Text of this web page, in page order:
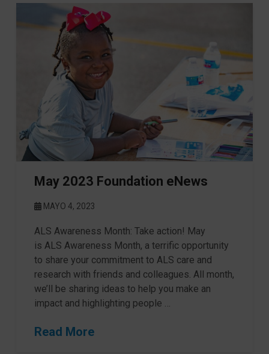
May 2023 Foundation eNews
MAYO 4, 2023
ALS Awareness Month: Take action! May
is ALS Awareness Month, a terrific opportunity
to share your commitment to ALS care and
research with friends and colleagues. All month,
we’ll be sharing ideas to help you make an
impact and highlighting people …
Read More